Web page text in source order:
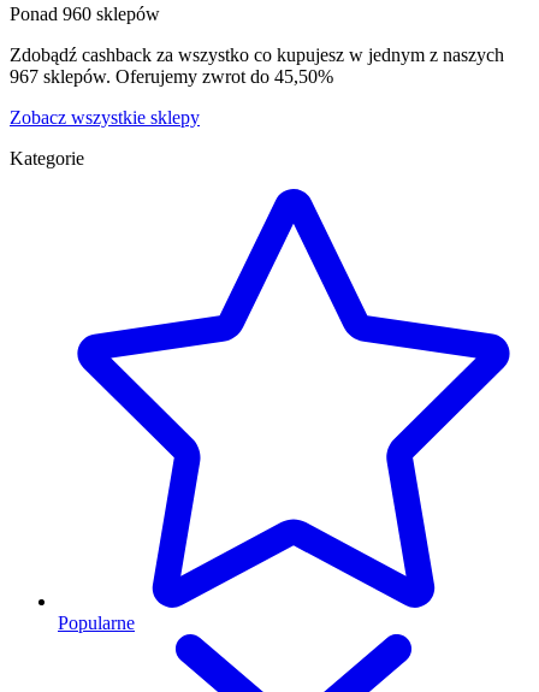
Ponad 960 sklepów
Zdobądź cashback za wszystko co kupujesz w jednym z naszych
967 sklepów. Oferujemy zwrot do 45,50%
Zobacz wszystkie sklepy
Kategorie
Popularne